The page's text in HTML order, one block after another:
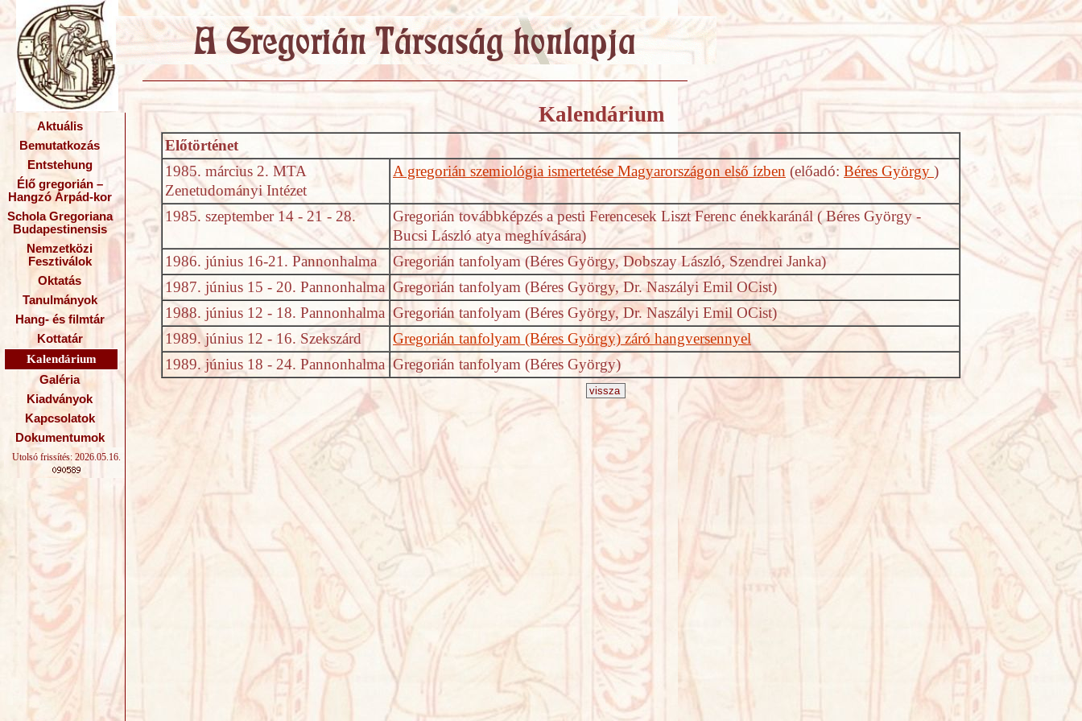
Aktuális
Bemutatkozás
Entstehung
Élő gregorián –
Hangzó Árpád-kor
Schola Gregoriana
Budapestinensis
Nemzetközi
Fesztiválok
Oktatás
Tanulmányok
Hang- és filmtár
Kottatár
Kalendárium
Galéria
Kiadványok
Kapcsolatok
Dokumentumok
Utolsó frissítés: 2026.05.16.
Kalendárium
Előtörténet
1985. március 2. MTA
Zenetudományi Intézet
A gregorián szemiológia ismertetése Magyarországon első ízben (előadó: Béres György )
1985. szeptember 14 - 21 - 28.
Gregorián továbbképzés a pesti Ferencesek Liszt Ferenc énekkaránál ( Béres György -
Bucsi László atya meghívására)
1986. június 16-21. Pannonhalma
Gregorián tanfolyam (Béres György, Dobszay László, Szendrei Janka)
1987. június 15 - 20. Pannonhalma Gregorián tanfolyam (Béres György, Dr. Naszályi Emil OCist)
1988. június 12 - 18. Pannonhalma Gregorián tanfolyam (Béres György, Dr. Naszályi Emil OCist)
1989. június 12 - 16. Szekszárd
Gregorián tanfolyam (Béres György) záró hangversennyel
1989. június 18 - 24. Pannonhalma Gregorián tanfolyam (Béres György)